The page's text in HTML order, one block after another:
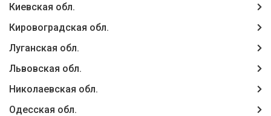
Киевская обл.
Кировоградская обл.
Луганская обл.
Львовская обл.
Николаевская обл.
Одесская обл.